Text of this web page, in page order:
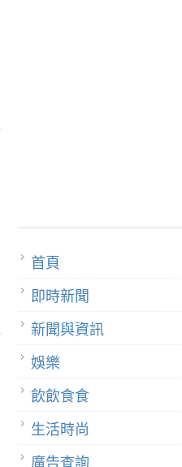
首頁
即時新聞
新聞與資訊
娛樂
飲飲食食
生活時尚
廣告查詢